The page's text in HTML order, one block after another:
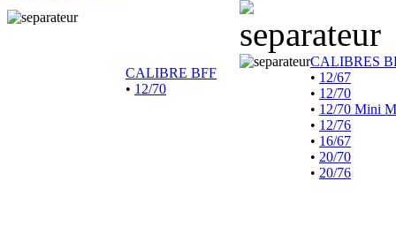
CALIBRE BFF
• 12/70
CALIBRES
• 12/67
• 12/70
• 12/70 Mini
• 12/76
• 16/67
• 20/70
• 20/76